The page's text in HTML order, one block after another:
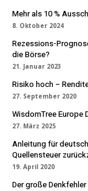
Mehr als 10 %
8. Oktober 2024
Rezessions-
die Börse?
21. Januar 2023
Risiko hoch –
27. September 2020
WisdomTree Europe
27. März 2025
Anleitung für
Quellensteuer
19. April 2020
Der große